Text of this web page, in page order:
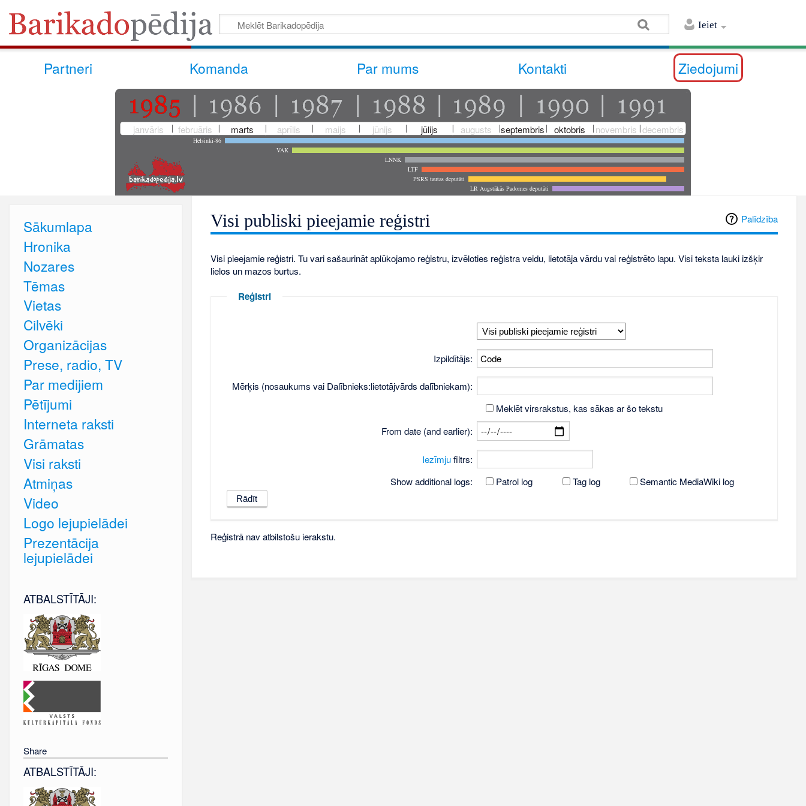
Ieiet
Partneri Komanda Par mums Kontakti Ziedojumi
janvāris februāris marts aprīlis maijs jūnijs jūlijs augusts septembris oktobris novembris decembris
Helsinki-86
VAK
LNNK
LTF
PSRS tautas deputāti
LR Augstākās Padomes deputāti
Palīdzība
Visi publiski pieejamie reģistri
Visi pieejamie reģistri. Tu vari sašaurināt aplūkojamo reģistru, izvēloties reģistra veidu, lietotāja vārdu vai reģistrēto lapu. Visi teksta lauki izšķir
lielos un mazos burtus.
Reģistri
Izpildītājs:
Mērķis (nosaukums vai Dalībnieks:lietotājvārds dalībniekam):
Meklēt virsrakstus, kas sākas ar šo tekstu
From date (and earlier):
Iezīmjufiltrs:
Show additional logs:
Patrol log Tag log Semantic MediaWiki log
Reģistrā nav atbilstošu ierakstu.
Sākumlapa
Hronika
Nozares
Tēmas
Vietas
Cilvēki
Organizācijas
Prese, radio, TV
Par medijiem
Pētījumi
Interneta raksti
Grāmatas
Visi raksti
Atmiņas
Video
Logo lejupielādei
Prezentācija
lejupielādei
ATBALSTĪTĀJI:
Share
ATBALSTĪTĀJI: